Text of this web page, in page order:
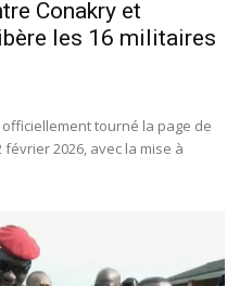
Conakry et
les 16 militaires
tourné la page de
2026, avec la mise à